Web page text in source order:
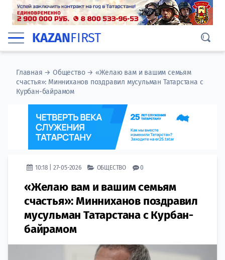
KAZANFIRST
Главная →Общество→ «Желаю вам и вашим семьям
счастья»: Минниханов поздравил мусульман Татарстана с
Курбан-байрамом
10:18 | 27-05-2026 ОБЩЕСТВО 0
«Желаю вам и вашим семьям
счастья»: Минниханов поздравил
мусульман Татарстана с Курбан-
байрамом